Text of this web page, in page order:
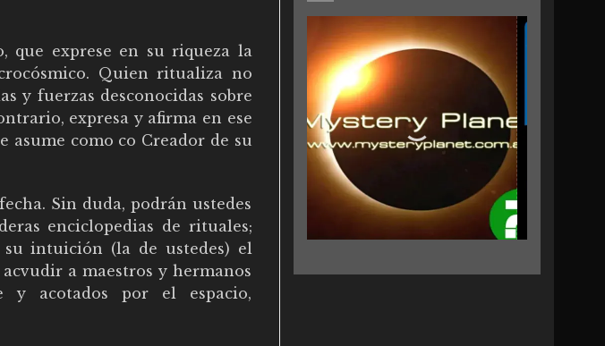
que exprese en su riqueza la
Quien ritualiza no
y fuerzas desconocidas sobre
expresa y afirma en ese
asume como co Creador de su
Sin duda, podrán ustedes
enciclopedias de rituales;
intuición (la de ustedes) el
a maestros y hermanos
y acotados por el espacio,